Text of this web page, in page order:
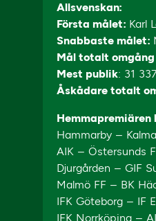
Allsvenskan:
Första målet: Karl
Snabbaste målet:
Mål totalt omgång
Mest publik: 31
Åskådare totalt
Hemmapremiären
Hammarby –
AIK – Östersunds
Djurgården – GIF
Malmö FF – BK
IFK Göteborg – IF
IFK Norrköping –